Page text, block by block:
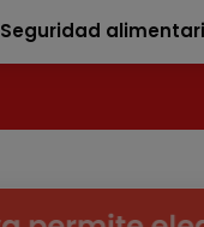
Seguridad